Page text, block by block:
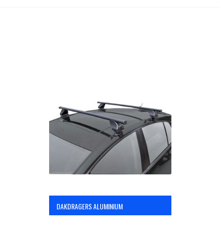
Bedrijfswagen parts
Inloggen / Registreren
DAKDRAGERS ALUMINIUM